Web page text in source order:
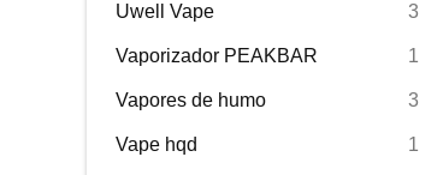
Uwell Vape 3
Vaporizador PEAKBAR 1
Vapores de humo 3
Vape hqd 1